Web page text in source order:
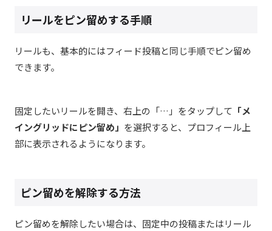
リールをピン留めする手順
リールも、基本的にはフィード投稿と同じ手順でピン留め
できます。
固定したいリールを開き、右上の「…」をタップして 「メ
イングリッドにピン留め」 を選択すると、プロフィール上
部に表示されるようになります。
ピン留めを解除する方法
ピン留めを解除したい場合は、固定中の投稿またはリール